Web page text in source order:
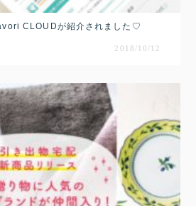
CLOUDが紹介されました♡
2018/10/12